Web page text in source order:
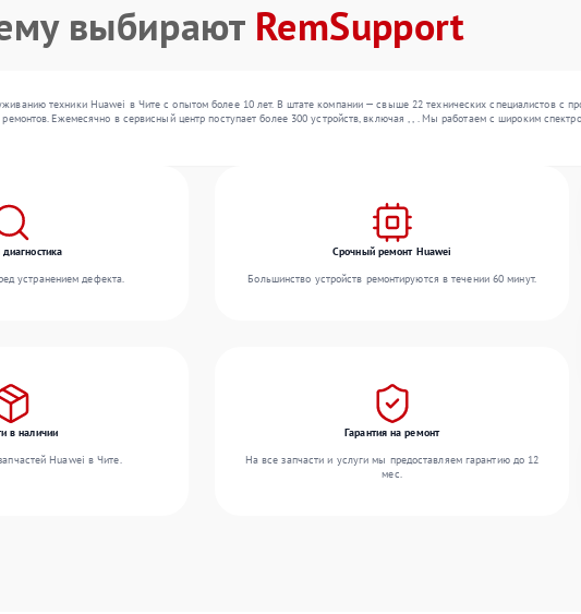
выбирают RemSupport
техники Huawei в Чите с опытом более 10 лет. В штате компании — свыше 22 технических специалистов с
Ежемесячно в сервисный центр поступает более 300 устройств, включая , , . Мы работаем с широким
устранением дефекта.
Срочный ремонт Huawei
Большинство устройств ремонтируются в течении 60 минут.
в наличии
Huawei в Чите.
Гарантия на ремонт
На все запчасти и услуги мы предоставляем гарантию до 12
мес.